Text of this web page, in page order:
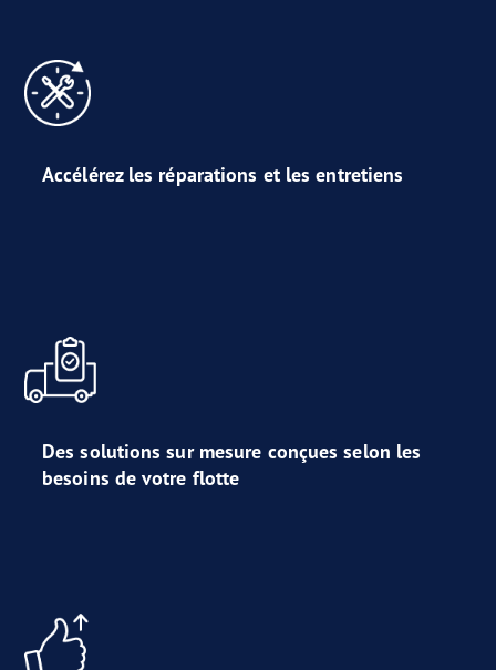
Accélérez les réparations et les entretiens
Des solutions sur mesure conçues selon les
besoins de votre flotte